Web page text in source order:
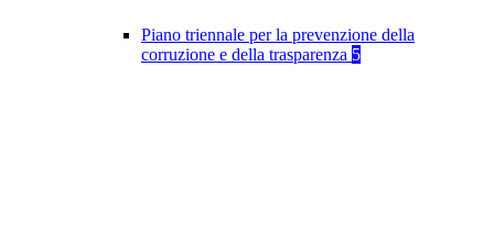
Piano triennale per la prevenzione della
corruzione e della trasparenza 5